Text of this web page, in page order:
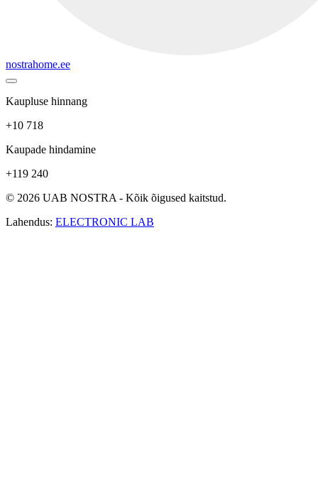
nostrahome.ee
Kaupluse hinnang
+10 718
Kaupade hindamine
+119 240
© 2026 UAB NOSTRA - Kõik õigused kaitstud.
Lahendus: ELECTRONIC LAB